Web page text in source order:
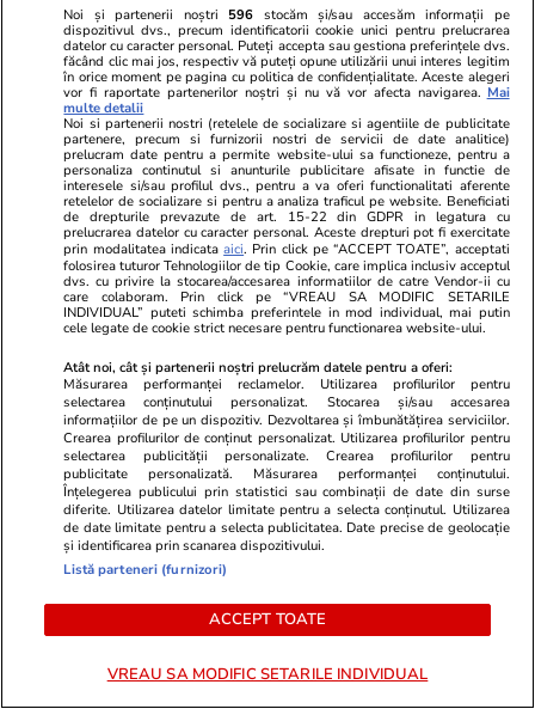
Ştiri 26 iul. 2021
Ce nu trebuie să faci de Sfântul Pantelimon
Știri România 26 iul.
Rezultatele Loto 6/49 din 26 iulie 2026.
Numerele câștigătoare extrase duminică
Vacanțe și Cultură
Satul-fantomă din Spania readus
la viață: povestea El Acebuchal
din Munții Malaga
Testul
dacă o
are nevoie
Noi și partenerii noștri 596 stocăm și/sau accesăm informații pe
dispozitivul dvs., precum identificatorii cookie unici pentru prelucrarea
datelor cu caracter personal. Puteți accepta sau gestiona preferințele dvs.
făcând clic mai jos, respectiv vă puteți opune utilizării unui interes legitim
în orice moment pe pagina cu politica de confidențialitate. Aceste alegeri
vor fi raportate partenerilor noștri și nu vă vor afecta navigarea. Mai
multe detalii
Noi si partenerii nostri (retelele de socializare si agentiile de publicitate
partenere, precum si furnizorii nostri de servicii de date analitice)
prelucram date pentru a permite website-ului sa functioneze, pentru a
personaliza continutul si anunturile publicitare afisate in functie de
interesele si/sau profilul dvs., pentru a va oferi functionalitati aferente
retelelor de socializare si pentru a analiza traficul pe website. Beneficiati
de drepturile prevazute de art. 15-22 din GDPR in legatura cu
prelucrarea datelor cu caracter personal. Aceste drepturi pot fi exercitate
prin modalitatea indicataaici. Prin click pe “ACCEPT TOATE”, acceptati
folosirea tuturor Tehnologiilor de tip Cookie, care implica inclusiv acceptul
dvs. cu privire la stocarea/accesarea informatiilor de catre Vendor-ii cu
care colaboram. Prin click pe “VREAU SA MODIFIC SETARILE
INDIVIDUAL” puteti schimba preferintele in mod individual, mai putin
cele legate de cookie strict necesare pentru functionarea website-ului.
Atât noi, cât și partenerii noștri prelucrăm datele pentru a oferi:
Măsurarea performanței reclamelor. Utilizarea profilurilor pentru
selectarea conținutului personalizat. Stocarea și/sau accesarea
informațiilor de pe un dispozitiv. Dezvoltarea și îmbunătățirea serviciilor.
Crearea profilurilor de conținut personalizat. Utilizarea profilurilor pentru
selectarea publicității personalizate. Crearea profilurilor pentru
publicitate personalizată. Măsurarea performanței conținutului.
Înțelegerea publicului prin statistici sau combinații de date din surse
diferite. Utilizarea datelor limitate pentru a selecta conținutul. Utilizarea
de date limitate pentru a selecta publicitatea. Date precise de geolocație
și identificarea prin scanarea dispozitivului.
Listă parteneri (furnizori)
ACCEPT TOATE
VREAU SA MODIFIC SETARILE INDIVIDUAL